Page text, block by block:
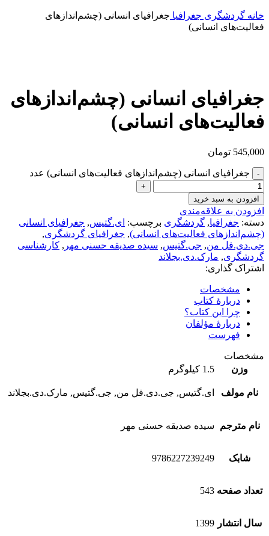
خانه گردشگری جغرافیا جغرافیای انسانی (چشم‌اندازهای
فعالیت‌های انسانی)
جغرافیای انسانی (چشم‌اندازهای
فعالیت‌های انسانی)
545,000 تومان
جغرافیای انسانی (چشم‌اندازهای فعالیت‌های انسانی) عدد
افزودن به سبد خرید
افزودن به علاقه‌مندی
دسته: جغرافیا, گردشگری برچسب: ای.گتیس, جغرافیای انسانی
(چشم‌اندازهای فعالیت‌های انسانی), جغرافیای گردشگری,
جی.دی.فل من, جی.گتیس, سیده صدیقه حسنی مهر , کارشناسی
گردشگری, مارک.دی.بجلاند
اشتراک گذاری:
مشخصات
دربارهٔ کتاب
چرا این کتاب؟
دربارهٔ مؤلفان
فهرست
مشخصات
وزن
1.5 کیلوگرم
نام مولف ای.گتیس, جی.دی.فل من, جی.گتیس, مارک.دی.بجلاند
نام مترجم سیده صدیقه حسنی مهر
شابک 9786227239249
تعداد صفحه 543
سال انتشار 1399